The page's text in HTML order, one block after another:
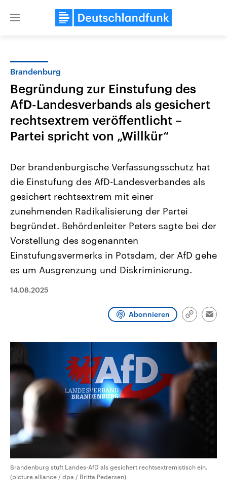
Close
Landtagswahl Sachsen-Anhalt
2026
Alle Informationen
Sachsen-Anhalt wählt am 6.
September 2026 einen neuen
Landtag. Seit 2021 wird das
Bundesland von einer Koalition aus
CDU, SPD und FDP regiert.-
Umfragen, Prognosen,
Wahlprogramme, aktuelle Berichte
und Hintergründe zu den Parteien
und Kandidaten der anstehenden
Wahl.
Aktuelle Beiträge,
Hintergründe
Wirtschaftlich und
gehören die Vereinigten
den mächtigsten Ländern
mit großem Einfluss auf
aktuelle Weltgeschehen.
Sendungen Programm Podcasts
Brandenburg
Begründung zur Einstufung des
AfD-Landesverbands als gesichert
rechtsextrem veröffentlicht –
Partei spricht von „Willkür“
Der brandenburgische Verfassungsschutz hat
die Einstufung des AfD-Landesverbandes als
gesichert rechtsextrem mit einer
zunehmenden Radikalisierung der Partei
begründet. Behördenleiter Peters sagte bei der
Vorstellung des sogenannten
Einstufungsvermerks in Potsdam, der AfD gehe
es um Ausgrenzung und Diskriminierung.
14.08.2025
Abonnieren
Link
Brandenburg stuft Landes-AfD als gesichert rechtsextremistisch ein.
(picture alliance / dpa / Britta Pedersen)